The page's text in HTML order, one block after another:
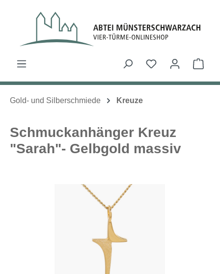
Zum Hauptinhalt springen
Du hast 0
Gold- und Silberschmiede Kreuze
Schmuckanhänger Kreuz
"Sarah"- Gelbgold massiv
Bildergalerie überspringen